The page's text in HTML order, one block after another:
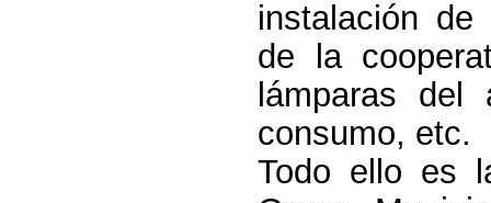
instalación
de la
lámparas
consumo, etc.
Todo ello es